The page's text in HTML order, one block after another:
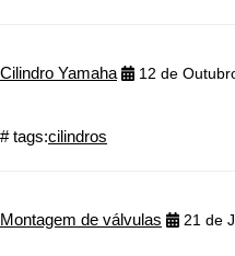
Cilindro Yamaha 12 de
# tags:cilindros
Montagem de válvulas 21 de